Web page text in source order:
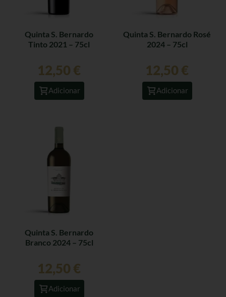
Quinta S. Bernardo
Tinto 2021 – 75cl
12,50 €
Adicionar
Quinta S. Bernardo Rosé
2024 – 75cl
12,50 €
Adicionar
Quinta S. Bernardo
Branco 2024 – 75cl
12,50 €
Adicionar